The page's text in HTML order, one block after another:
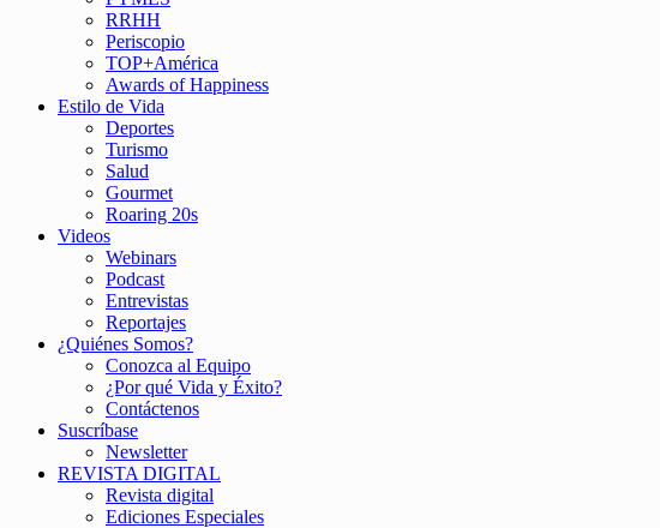
RRHH
Periscopio
TOP+América
Awards of Happiness
Estilo de Vida
Deportes
Turismo
Salud
Gourmet
Roaring 20s
Videos
Webinars
Podcast
Entrevistas
Reportajes
¿Quiénes Somos?
Conozca al Equipo
¿Por qué Vida y Éxito?
Contáctenos
Suscríbase
Newsletter
REVISTA DIGITAL
Revista digital
Ediciones Especiales